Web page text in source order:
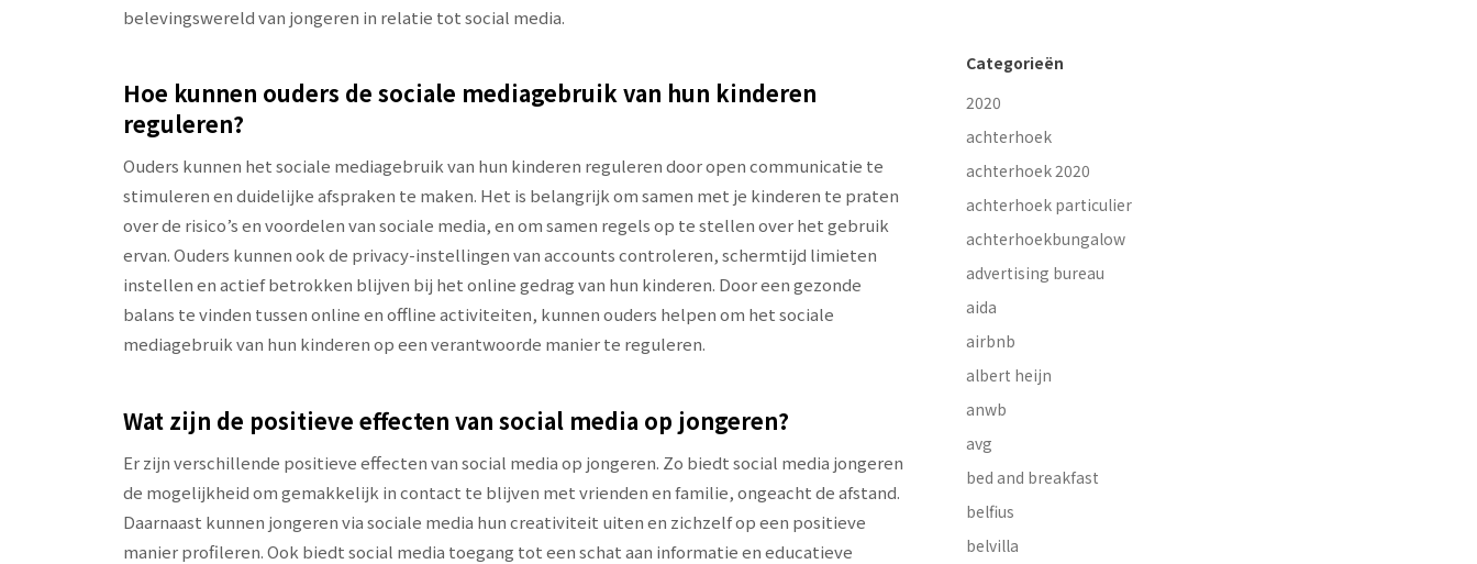
belevingswereld van jongeren in relatie tot social media.
Hoe kunnen ouders de sociale mediagebruik van hun kinderen
reguleren?
Ouders kunnen het sociale mediagebruik van hun kinderen reguleren door open communicatie te
stimuleren en duidelijke afspraken te maken. Het is belangrijk om samen met je kinderen te praten
over de risico’s en voordelen van sociale media, en om samen regels op te stellen over het gebruik
ervan. Ouders kunnen ook de privacy-instellingen van accounts controleren, schermtijd limieten
instellen en actief betrokken blijven bij het online gedrag van hun kinderen. Door een gezonde
balans te vinden tussen online en offline activiteiten, kunnen ouders helpen om het sociale
mediagebruik van hun kinderen op een verantwoorde manier te reguleren.
Wat zijn de positieve effecten van social media op jongeren?
Er zijn verschillende positieve effecten van social media op jongeren. Zo biedt social media jongeren
de mogelijkheid om gemakkelijk in contact te blijven met vrienden en familie, ongeacht de afstand.
Daarnaast kunnen jongeren via sociale media hun creativiteit uiten en zichzelf op een positieve
manier profileren. Ook biedt social media toegang tot een schat aan informatie en educatieve
Categorieën
2020
achterhoek
achterhoek 2020
achterhoek particulier
achterhoekbungalow
advertising bureau
aida
airbnb
albert heijn
anwb
avg
bed and breakfast
belfius
belvilla